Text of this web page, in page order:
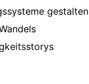
gestalten